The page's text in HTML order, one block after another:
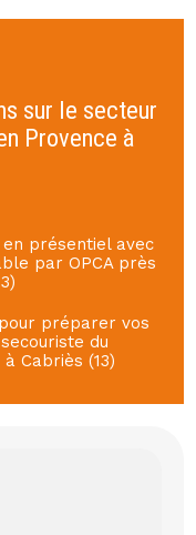
sur le secteur
Provence à
en présentiel avec
par OPCA près
préparer vos
du
Cabriès (13)